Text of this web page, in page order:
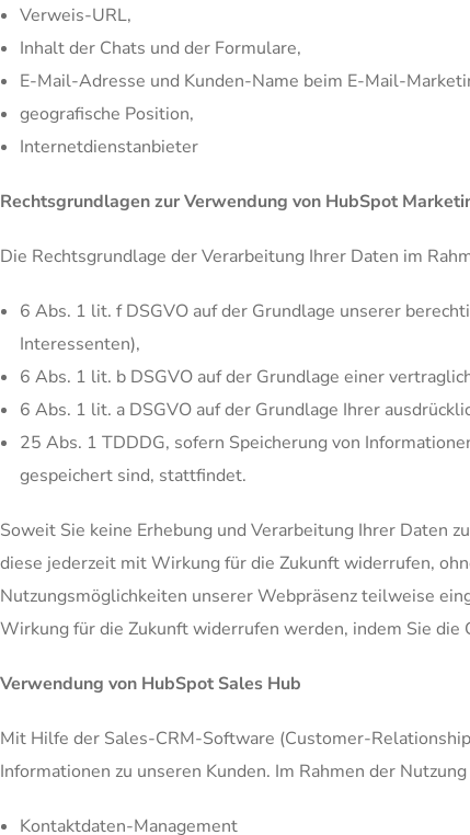
Verweis-URL,
Inhalt der Chats und der Formulare,
E-Mail-Adresse und Kunden-Name beim E-Mail-
geografische Position,
Internetdienstanbieter
Rechtsgrundlagen zur Verwendung von HubSpot
Die Rechtsgrundlage der Verarbeitung Ihrer Daten im
6 Abs. 1 lit. f DSGVO auf der Grundlage unserer
Interessenten),
6 Abs. 1 lit. b DSGVO auf der Grundlage einer
6 Abs. 1 lit. a DSGVO auf der Grundlage Ihrer
25 Abs. 1 TDDDG, sofern Speicherung von
gespeichert sind, stattfindet.
Soweit Sie keine Erhebung und Verarbeitung Ihrer Daten
diese jederzeit mit Wirkung für die Zukunft widerrufen,
Nutzungsmöglichkeiten unserer Webpräsenz teilweise
Wirkung für die Zukunft widerrufen werden, indem Sie
Verwendung von HubSpot Sales Hub
Mit Hilfe der Sales-CRM-Software (Customer-
Informationen zu unseren Kunden. Im Rahmen der
Kontaktdaten-Management